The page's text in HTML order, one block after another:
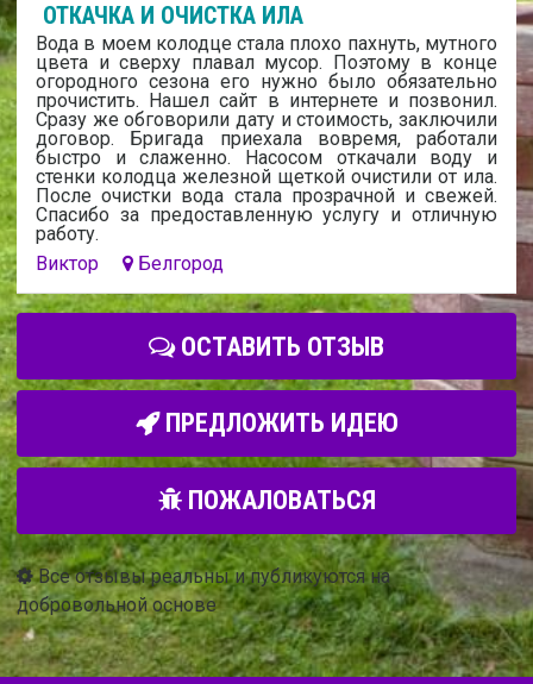
ОТКАЧКА И ОЧИСТКА ИЛА
Вода в моем колодце стала плохо пахнуть, мутного
цвета и сверху плавал мусор. Поэтому в конце
огородного сезона его нужно было обязательно
прочистить. Нашел сайт в интернете и позвонил.
Сразу же обговорили дату и стоимость, заключили
договор. Бригада приехала вовремя, работали
быстро и слаженно. Насосом откачали воду и
стенки колодца железной щеткой очистили от ила.
После очистки вода стала прозрачной и свежей.
Спасибо за предоставленную услугу и отличную
работу.
Виктор
Белгород
ОСТАВИТЬ ОТЗЫВ
ПРЕДЛОЖИТЬ ИДЕЮ
ПОЖАЛОВАТЬСЯ
Все отзывы реальны и публикуются на
добровольной основе